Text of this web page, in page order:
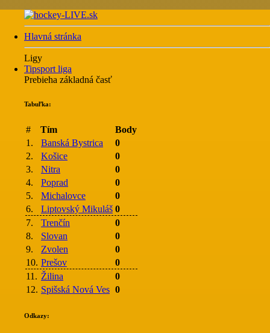
Hlavná stránka
Ligy
Tipsport liga
Prebieha základná časť
Tabuľka:
# Tím
Body
1.
Banská Bystrica
0
2.
Košice
0
3.
Nitra
0
4.
Poprad
0
5.
Michalovce
0
6.
Liptovský Mikuláš 0
7.
Trenčín
0
8.
Slovan
0
9.
Zvolen
0
10. Prešov
0
11. Žilina
0
12. Spišská Nová Ves 0
Odkazy: